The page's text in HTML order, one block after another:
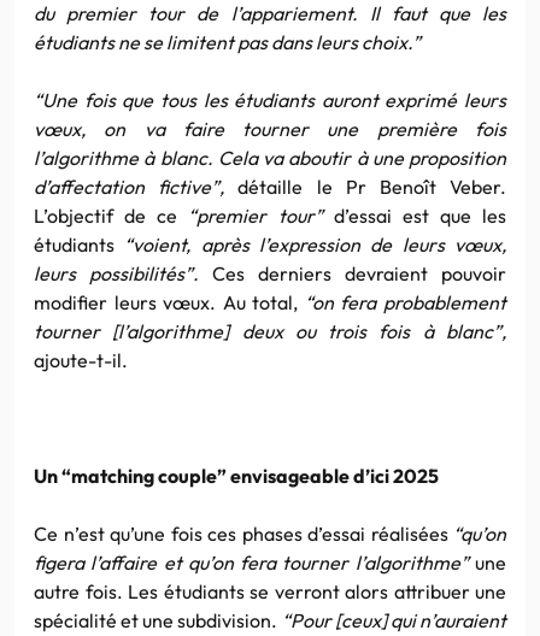
du premier tour de l’appariement. Il faut que les
étudiants ne se limitent pas dans leurs choix.”
“Une fois que tous les étudiants auront exprimé leurs
vœux, on va faire tourner une première fois
l’algorithme à blanc. Cela va aboutir à une proposition
d’affectation fictive”, détaille le Pr Benoît Veber.
L’objectif de ce “premier tour” d’essai est que les
étudiants “voient, après l’expression de leurs vœux,
leurs possibilités”. Ces derniers devraient pouvoir
modifier leurs vœux. Au total, “on fera probablement
tourner [l’algorithme] deux ou trois fois à blanc”,
ajoute-t-il.
Un “matching couple” envisageable d’ici 2025
Ce n’est qu’une fois ces phases d’essai réalisées“qu’on
figera l’affaire et qu’on fera tourner l’algorithme”une
autre fois. Les étudiants se verront alors attribuer une
spécialité et une subdivision. “Pour [ceux] qui n’auraient